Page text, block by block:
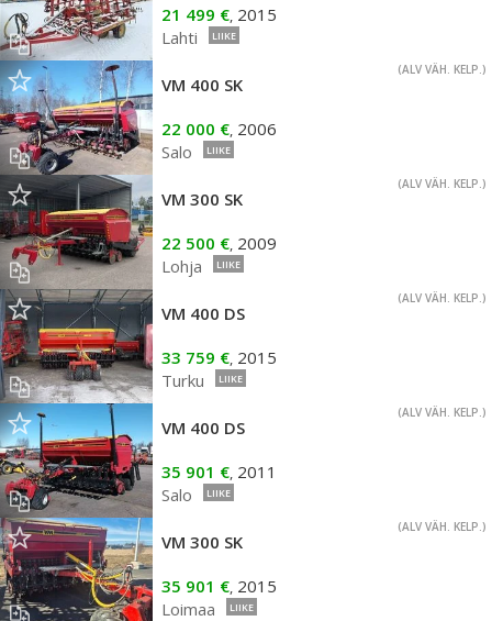
21 499 €, 2015
Lahti
LIIKE
(ALV VÄH. KELP.)
VM 400 SK
22 000 €, 2006
Salo
LIIKE
(ALV VÄH. KELP.)
VM 300 SK
22 500 €, 2009
Lohja
LIIKE
(ALV VÄH. KELP.)
VM 400 DS
33 759 €, 2015
Turku
LIIKE
(ALV VÄH. KELP.)
VM 400 DS
35 901 €, 2011
Salo
LIIKE
(ALV VÄH. KELP.)
VM 300 SK
35 901 €, 2015
Loimaa
LIIKE